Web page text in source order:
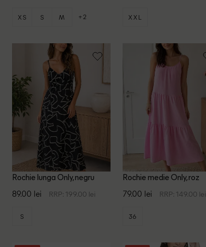
XS S M +2 XXL
Rochie lunga Only, negru
89.00 lei RRP: 199.00 lei
S
Rochie medie Only, roz
79.00 lei RRP: 149.00 lei
36